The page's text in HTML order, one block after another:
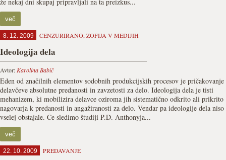
več
8. 12. 2009 CENZURIRANO, ZOFIJA V MEDIJIH
Ideologija dela
Avtor: Karolina Babič
Eden od značilnih elementov sodobnih produkcijskih procesov je pričakovanje
delavčeve absolutne predanosti in zavzetosti za delo. Ideologija dela je tisti
mehanizem, ki mobilizira delavce oziroma jih sistematično odkrito ali prikrito
nagovarja k predanosti in angažiranosti za delo. Vendar pa ideologije dela niso
vselej obstajale. Če sledimo študiji P.D. Anthonyja...
več
22. 10. 2009 PREDAVANJE